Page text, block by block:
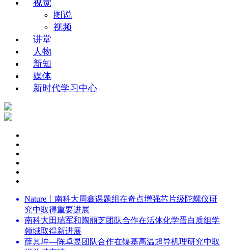
视觉
图说
视频
讲堂
人物
新知
媒体
新时代学习中心
Nature丨南科大周鑫课题组在奇点增强芯片级陀螺仪研
究中取得重要进展
南科大田瑞军和陶丽芝团队合作在活体化学蛋白质组学
领域取得新进展
薛其坤—陈卓昱团队合作在镍基高温超导机理研究中取